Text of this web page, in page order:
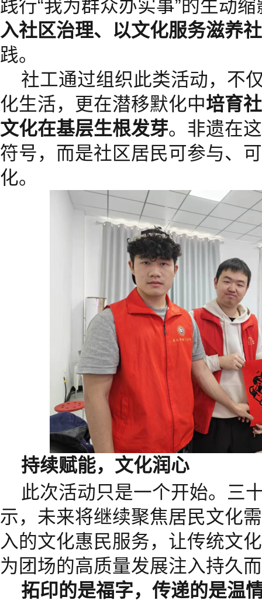
践行“我为群众办实事”的生动
入社区治理、以文化服务滋养
践。
社工通过组织此类活动，不
化生活，更在潜移默化中培育
文化在基层生根发芽。非遗在
符号，而是社区居民可参与、
化。
持续赋能，文化润心
此次活动只是一个开始。三
示，未来将继续聚焦居民文化
入的文化惠民服务，让传统文
为团场的高质量发展注入持久
拓印的是福字，传递的是温